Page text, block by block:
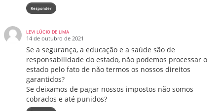
Responder
LEVI LÚCIO DE LIMA
14 de outubro de 2021
Se a segurança, a educação e a saúde são de
responsabilidade do estado, não podemos processar o
estado pelo fato de não termos os nossos direitos
garantidos?
Se deixamos de pagar nossos impostos não somos
cobrados e até punidos?